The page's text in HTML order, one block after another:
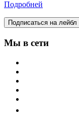
Подробней
Подписаться на лейбл
Мы в сети